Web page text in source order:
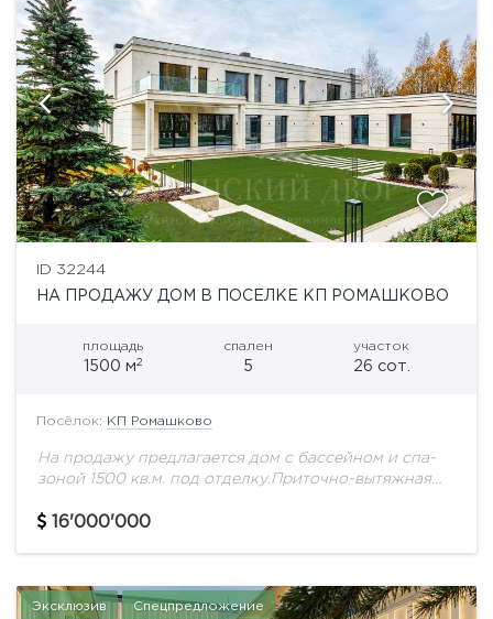
ID 32244
НА ПРОДАЖУ ДОМ В ПОСЕЛКЕ КП РОМАШКОВО
площадь
1500 м2
спален
5
участок
26 сот.
Посёлок: КП Ромашково
На продажу предлагается дом с бассейном и спа-
зоной 1500 кв.м. под отделку.Приточно-вытяжная
увлажнение Buhler-AHS, умный дом, террасы и
16'000'000
Эксклюзив Спецпредложение